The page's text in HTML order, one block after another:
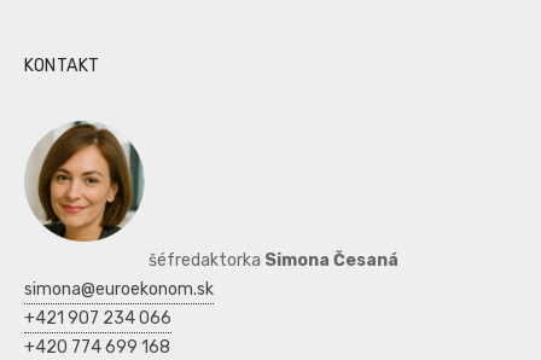
KONTAKT
šéfredaktorka Simona Česaná
simona@euroekonom.sk
+421 907 234 066
+420 774 699 168